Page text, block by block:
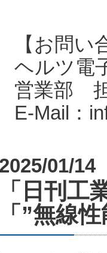
【お問い
ヘルツ電
営業部
E-Mail：
2025/01/14
「日刊工
「”無線